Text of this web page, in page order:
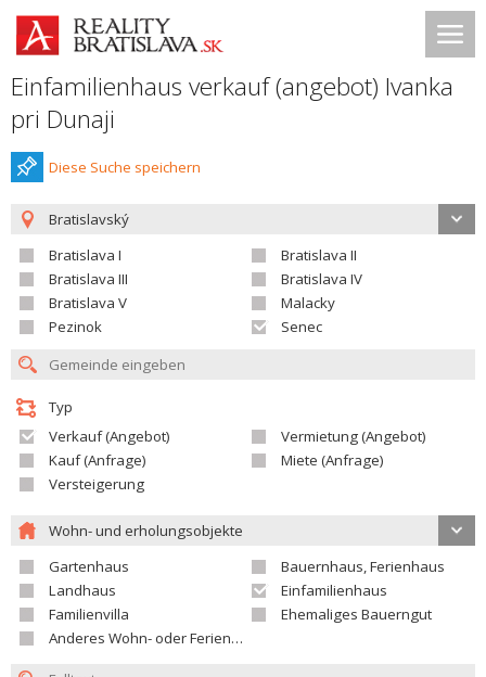
Einfamilienhaus verkauf (angebot) Ivanka
pri Dunaji
Diese Suche speichern
Bratislavský
Bratislava I
Bratislava II
Bratislava III
Bratislava IV
Bratislava V
Malacky
Pezinok
Senec
Typ
Verkauf (Angebot)
Vermietung (Angebot)
Kauf (Anfrage)
Miete (Anfrage)
Versteigerung
Wohn- und erholungsobjekte
Gartenhaus
Bauernhaus, Ferienhaus
Landhaus
Einfamilienhaus
Familienvilla
Ehemaliges Bauerngut
Anderes Wohn- oder Ferienobjekt